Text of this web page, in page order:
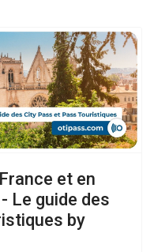
et en
Le guide des
by